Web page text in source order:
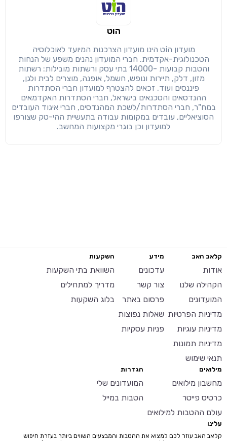
הוט
מועדון הוֹט הינו מועדון הצרכנות המיועד לאוכלוסיה
הטכנולוגית-אקדמית. חברי המועדון נהנים משפע של הנחות
והטבות קבועות -14000 בתי עסק ורשתות מובילות: רשתות
מזון, דלק, תיירות ונופש, חשמל, אופנה, מוצרים לבית ולגן,
פיננסים ועוד. זכאים להצטרף למועדון חברי הסתדרות
ההנדסאים והטכנאים בישראל, חברי הסתדרות האקדמאים
במח"ר, חברי הסתדרות/לשכת המהנדסים, חברי איגוד העובדים
הסוציאליים, עובדים במקומות עבודה בתעשיית ההי-טק שצורפו
למועדון וכן בוגרי מקצועות המחשב.
קלאב האב
אודות
הקהילה שלנו
המועדונים
מדיניות הפרטיות
מדיניות עוגיות
מדיניות תמונות
תנאי שימוש
מידע
עדכונים
צור קשר
פרסום באתר
שאלות נפוצות
פניות עסקיות
השקעות
השוואת בתי השקעות
מדריך למתחילים
בלוג השקעות
מילואים
מחשבון מילואים
כרטיס פייטר
עולם ההטבות למילואים
הגדרות
המועדונים שלי
הטבות במייל
עלינו
קלאב האב עוזר לכם למצוא את ההטבות והמבצעים השווים ביותר בעזרת חיפוש